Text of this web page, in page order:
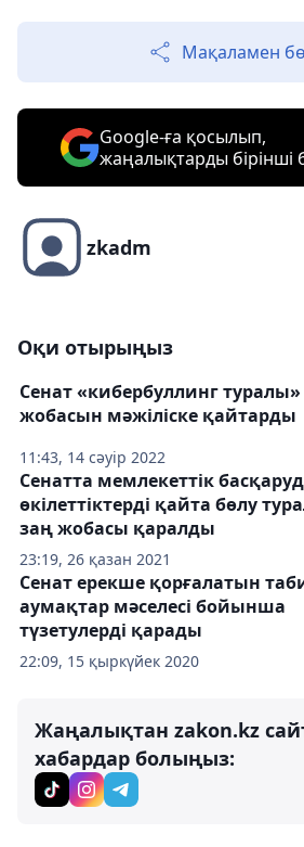
Мақаламен
Google-ға қосылып,
жаңалықтарды
zkadm
Оқи отырыңыз
11:43, 14 сәуір 2022
Сенат «кибербуллинг
жобасын мәжіліске қайтарды
23:19, 26 қазан 2021
Сенатта мемлекеттік
өкілеттіктерді қайта бөлу
заң жобасы қаралды
22:09, 15 қыркүйек 2020
Сенат ерекше қорғалатын
аумақтар мәселесі бойынша
түзетулерді қарады
Жаңалықтан zakon.kz
хабардар болыңыз: